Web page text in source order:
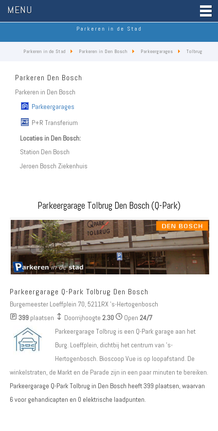
MENU
Parkeren in de Stad
Parkeren in de Stad Parkeren in Den Bosch Parkeergarages Tolbrug
Parkeren Den Bosch
Parkeren in Den Bosch
Parkeergarages
P+R Transferium
Locaties in Den Bosch:
Station Den Bosch
Jeroen Bosch Ziekenhuis
Parkeergarage Tolbrug Den Bosch (Q-Park)
Parkeergarage Q-Park Tolbrug Den Bosch
Burgemeester Loeffplein 70, 5211RX 's-Hertogenbosch
399 plaatsen Doorrijhoogte 2.30 Open 24/7
Parkeergarage Tolbrug is een Q-Park garage aan het
Burg. Loeffplein, dichtbij het centrum van 's-
Hertogenbosch. Bioscoop Vue is op loopafstand. De
winkelstraten, de Markt en de Parade zijn in een paar minuten te bereiken.
Parkeergarage Q-Park Tolbrug in Den Bosch heeft399 plaatsen, waarvan
6 voor gehandicapten en 0 elektrische laadpunten.